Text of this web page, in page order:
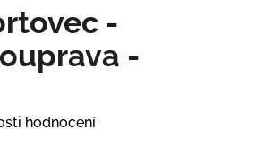
-
-
hodnocení